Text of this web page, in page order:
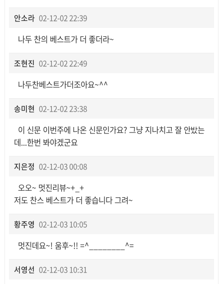
안소라 02-12-02 22:39
나두 찬의 베스트가 더 좋더라~
조현진 02-12-02 22:49
나두찬베스트가더조아요~^^
송미현 02-12-02 23:38
이 신문 이번주에 나온 신문인가요? 그냥 지나치고 잘 안밨는
데...한번 봐야겠군요
지은정 02-12-03 00:08
오오~ 멋진리뷰~+_+
저도 찬스 베스트가 더 좋습니다 그려~
황주영 02-12-03 10:05
멋진데요~! 움후~!! =^________^=
서영선 02-12-03 10:31